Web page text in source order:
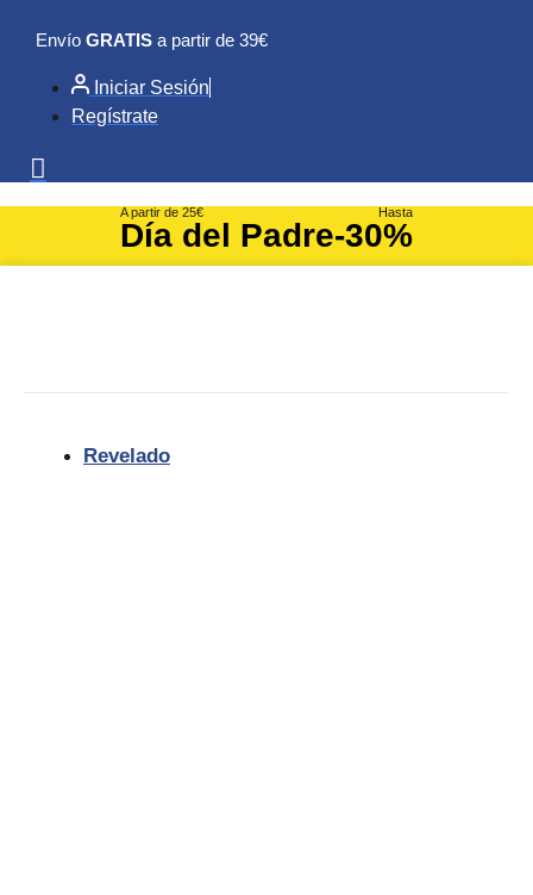
contenido
Envío GRATIS a partir de 39€
Iniciar Sesión
Regístrate
A partir de 25€
Día del Padre
Hasta
-30%
Revelado